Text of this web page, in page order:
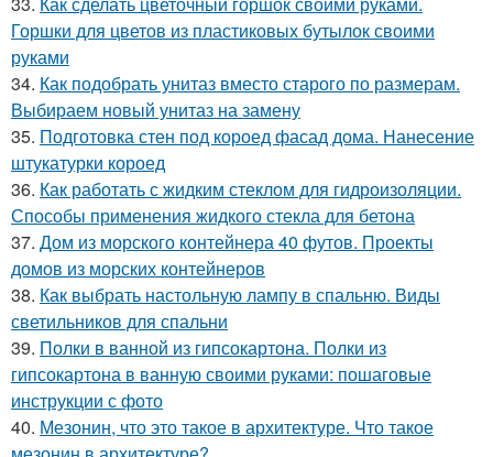
Горшки для цветов из пластиковых бутылок своими
руками
34. Как подобрать унитаз вместо старого по размерам.
Выбираем новый унитаз на замену
35. Подготовка стен под короед фасад дома. Нанесение
штукатурки короед
36. Как работать с жидким стеклом для гидроизоляции.
Способы применения жидкого стекла для бетона
37. Дом из морского контейнера 40 футов. Проекты
домов из морских контейнеров
38. Как выбрать настольную лампу в спальню. Виды
светильников для спальни
39. Полки в ванной из гипсокартона. Полки из
гипсокартона в ванную своими руками: пошаговые
инструкции с фото
40. Мезонин, что это такое в архитектуре. Что такое